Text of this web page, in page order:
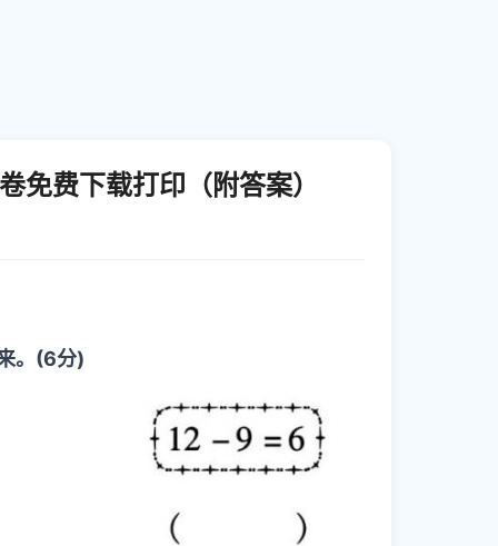
费下载打印（附答案）
。(6分)